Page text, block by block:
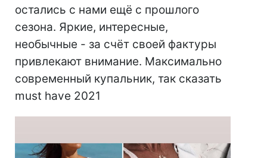
остались с нами ещё с прошлого
сезона. Яркие, интересные,
необычные - за счёт своей фактуры
привлекают внимание. Максимально
современный купальник, так сказать
must have 2021